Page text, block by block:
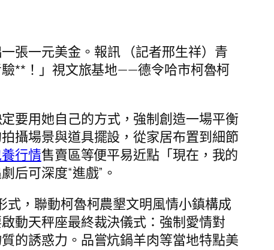
張一元美金。報訊 （記者邢生祥）青
**！」視文旅基地——德令哈市柯魯柯
要用她自己的方式，強制創造一場平衡
攝場景與道具擺設，從家居布置到細節
行情售賣區等便平易近點「現在，我的
后可深度“進戲”。
式，聯動柯魯柯農墾文明風情小鎮構成
動天秤座最終裁決儀式：強制愛情對
的誘惑力。品嘗炕鍋羊肉等當地特點美